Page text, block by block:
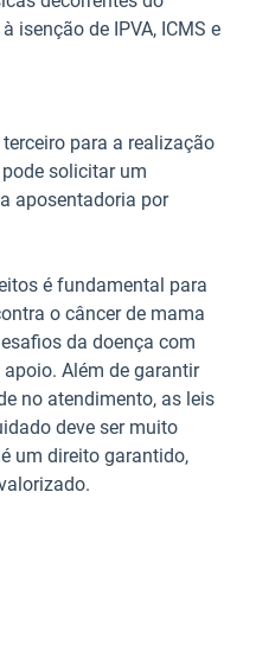
isenção de IPVA, ICMS e
para a realização
solicitar um
aposentadoria por
é fundamental para
o câncer de mama
da doença com
Além de garantir
no atendimento, as leis
deve ser muito
um direito garantido,